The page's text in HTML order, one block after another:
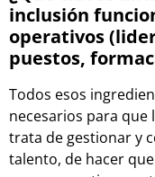
inclusión
operativos
puestos,
Todos esos
necesarios para que
trata de gestionar y
talento, de hacer